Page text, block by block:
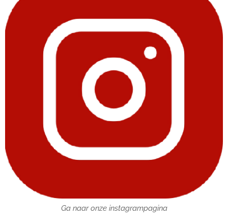
Ga naar onze instagrampagina